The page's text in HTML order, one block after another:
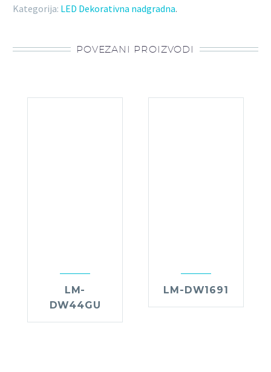
Kategorija: LED Dekorativna nadgradna.
POVEZANI PROIZVODI
LM-
DW44GU
LM-DW1691